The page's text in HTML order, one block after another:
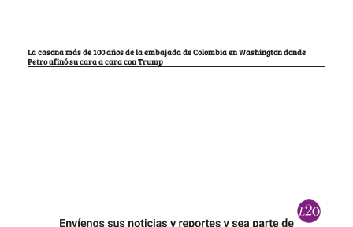
La casona más de 100 años de la embajada de Colombia en Washington donde
Petro afinó su cara a cara con Trump